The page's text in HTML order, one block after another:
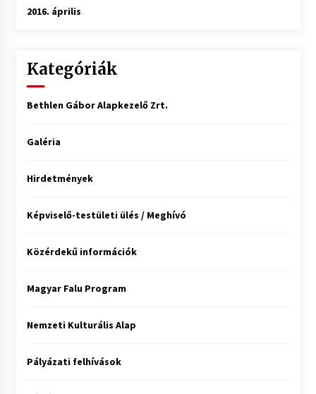
2016. április
Kategóriák
Bethlen Gábor Alapkezelő Zrt.
Galéria
Hirdetmények
Képviselő-testületi ülés / Meghívó
Közérdekű információk
Magyar Falu Program
Nemzeti Kulturális Alap
Pályázati felhívások